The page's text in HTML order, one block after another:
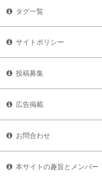
タグ一覧
サイトポリシー
投稿募集
広告掲載
お問合わせ
本サイトの趣旨とメンバー